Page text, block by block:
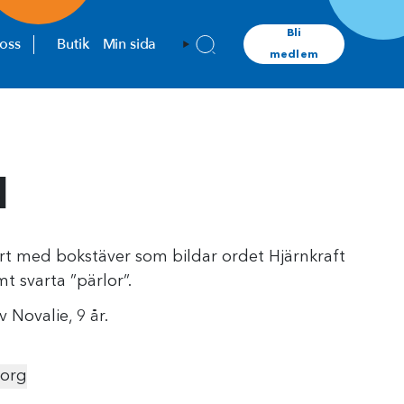
Butik Min sida
Bli
medlem
med bokstäver som bildar ordet Hjärnkraft
svarta ”pärlor”.
Novalie, 9 år.